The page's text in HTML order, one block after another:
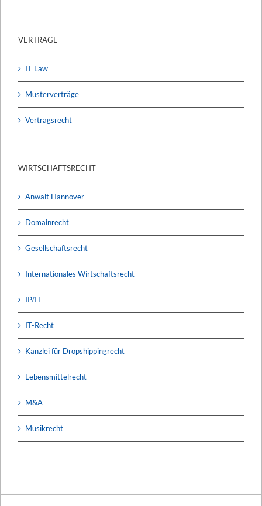
VERTRÄGE
IT Law
Musterverträge
Vertragsrecht
WIRTSCHAFTSRECHT
Anwalt Hannover
Domainrecht
Gesellschaftsrecht
Internationales Wirtschaftsrecht
IP/IT
IT-Recht
Kanzlei für Dropshippingrecht
Lebensmittelrecht
M&A
Musikrecht